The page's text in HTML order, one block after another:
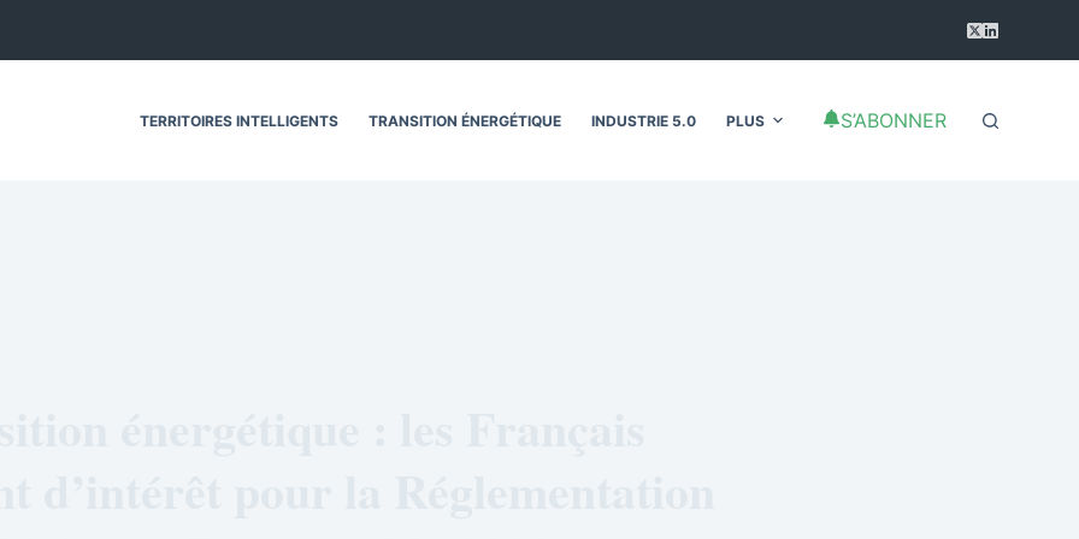
TERRITOIRES INTELLIGENTS TRANSITION ÉNERGÉTIQUE INDUSTRIE 5.0 PLUS S’ABONNER